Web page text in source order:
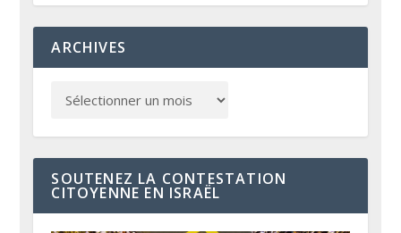
ARCHIVES
SOUTENEZ LA CONTESTATION
CITOYENNE EN ISRAËL